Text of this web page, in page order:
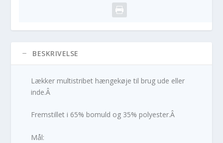
BESKRIVELSE
Lækker multistribet hængekøje til brug ude eller
inde.Â
Fremstillet i 65% bomuld og 35% polyester.Â
Mål: